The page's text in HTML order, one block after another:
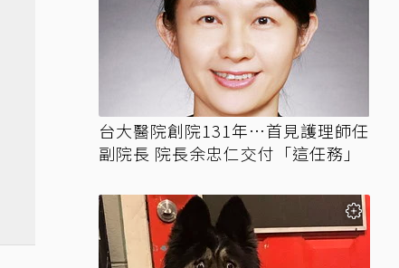
台大醫院創院131年…首見護理師任
副院長 院長余忠仁交付「這任務」